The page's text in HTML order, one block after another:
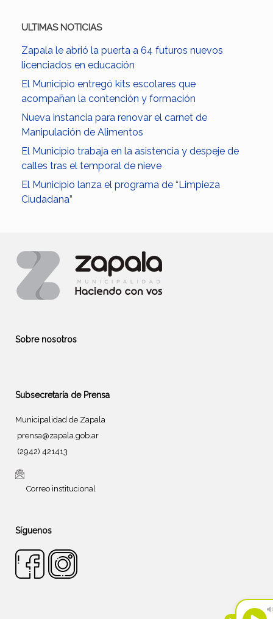
ULTIMAS NOTICIAS
Zapala le abrió la puerta a 64 futuros nuevos
licenciados en educación
El Municipio entregó kits escolares que
acompañan la contención y formación
Nueva instancia para renovar el carnet de
Manipulación de Alimentos
El Municipio trabaja en la asistencia y despeje de
calles tras el temporal de nieve
El Municipio lanza el programa de “Limpieza
Ciudadana”
Sobre nosotros
Subsecretaría de Prensa
Municipalidad de Zapala
prensa@zapala.gob.ar
(2942) 421413
Correo institucional
Síguenos